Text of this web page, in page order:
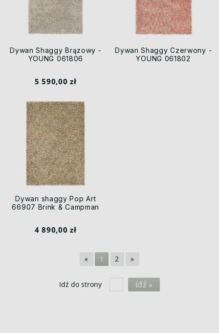
Dywan Shaggy Brązowy -
YOUNG 061806
5 590,00 zł
Dywan Shaggy Czerwony -
YOUNG 061802
Dywan shaggy Pop Art
66907 Brink & Campman
4 890,00 zł
« 1 2 »
Idź do strony idź »